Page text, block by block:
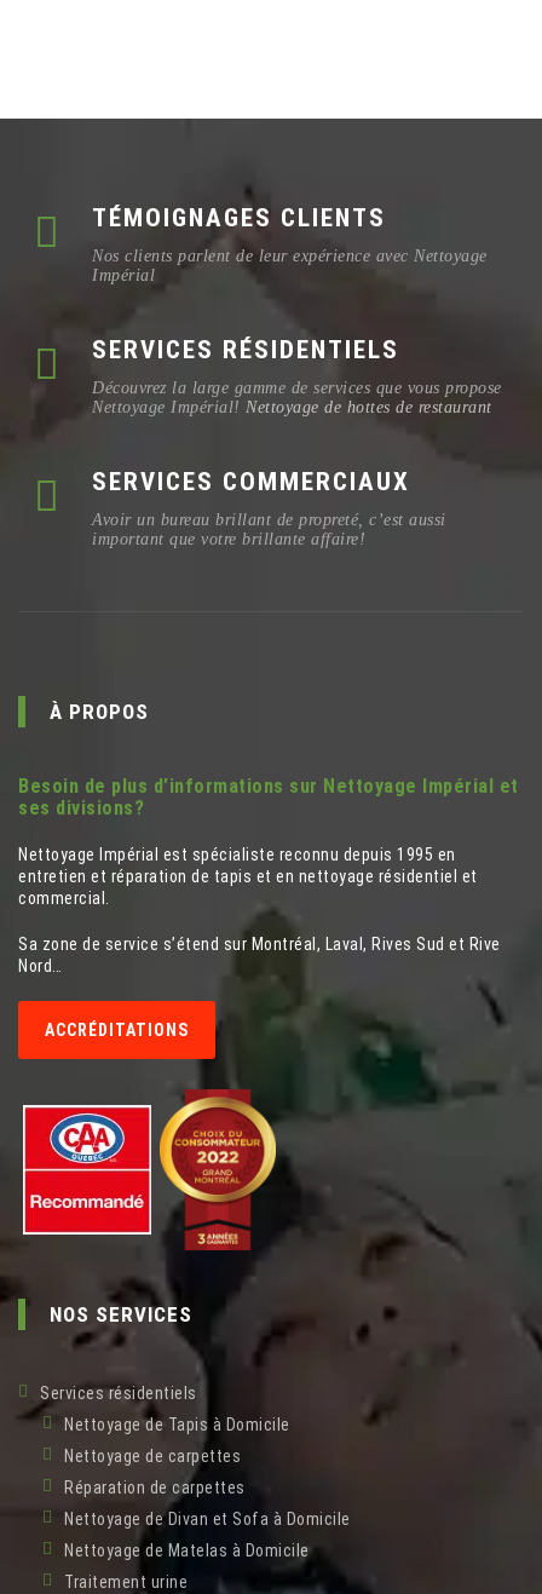
TÉMOIGNAGES CLIENTS
Nos clients parlent de leur expérience avec Nettoyage
Impérial
SERVICES RÉSIDENTIELS
Découvrez la large gamme de services que vous propose
Nettoyage Impérial! Nettoyage de hottes de restaurant
SERVICES COMMERCIAUX
Avoir un bureau brillant de propreté, c’est aussi
important que votre brillante affaire!
À PROPOS
Besoin de plus d’informations sur Nettoyage Impérial et
ses divisions?
Nettoyage Impérial est spécialiste reconnu depuis 1995 en
entretien et réparation de tapis et en nettoyage résidentiel et
commercial.
Sa zone de service s’étend sur Montréal, Laval, Rives Sud et Rive
Nord…
ACCRÉDITATIONS
NOS SERVICES
Services résidentiels
Nettoyage de Tapis à Domicile
Nettoyage de carpettes
Réparation de carpettes
Nettoyage de Divan et Sofa à Domicile
Nettoyage de Matelas à Domicile
Traitement urine